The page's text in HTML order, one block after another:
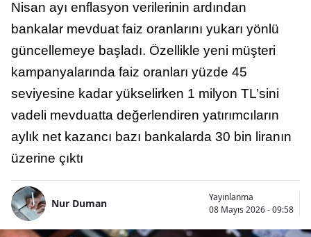
Nisan ayı enflasyon verilerinin ardından
bankalar mevduat faiz oranlarını yukarı yönlü
güncellemeye başladı. Özellikle yeni müşteri
kampanyalarında faiz oranları yüzde 45
seviyesine kadar yükselirken 1 milyon TL’sini
vadeli mevduatta değerlendiren yatırımcıların
aylık net kazancı bazı bankalarda 30 bin liranın
üzerine çıktı
Nur Duman
Yayınlanma
08 Mayıs 2026 - 09:58